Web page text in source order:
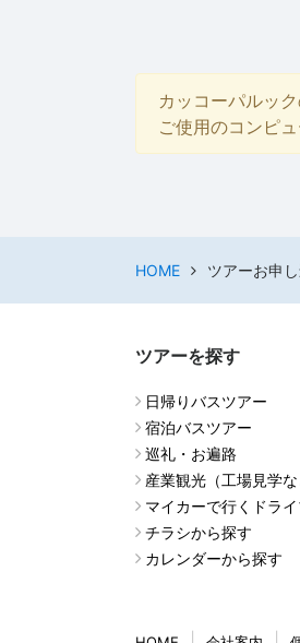
カッコーパルッ
ご使用のコンピ
HOME ツアーお申
ツアーを探す
日帰りバスツアー
宿泊バスツアー
巡礼・お遍路
産業観光（工場見学な
マイカーで行くドラ
チラシから探す
カレンダーから探す